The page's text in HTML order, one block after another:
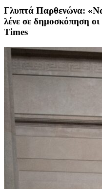
Γλυπτά Παρθενώνα:
λένε σε δημοσκόπηση
Times